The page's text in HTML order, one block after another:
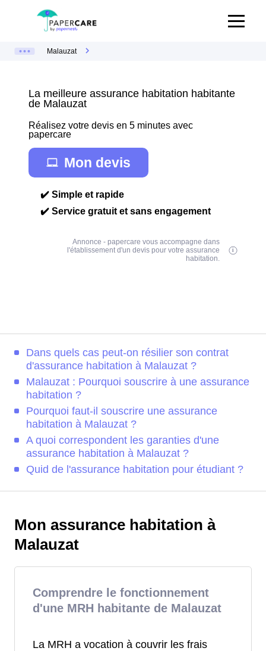
Malauzat
La meilleure assurance habitation habitante
de Malauzat
Réalisez votre devis en 5 minutes avec
papercare
Mon devis
✔️ Simple et rapide
✔️ Service gratuit et sans engagement
Annonce - papercare vous accompagne dans
l'établissement d'un devis pour votre assurance
habitation.
Dans quels cas peut-on résilier son contrat
d'assurance habitation à Malauzat ?
Malauzat : Pourquoi souscrire à une assurance
habitation ?
Pourquoi faut-il souscrire une assurance
habitation à Malauzat ?
A quoi correspondent les garanties d'une
assurance habitation à Malauzat ?
Quid de l'assurance habitation pour étudiant ?
Mon assurance habitation à
Malauzat
Comprendre le fonctionnement
d'une MRH habitante de Malauzat
La MRH a vocation à couvrir les frais